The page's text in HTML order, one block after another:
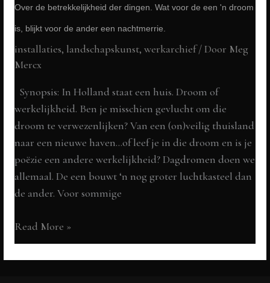
10-
2023
Over de betrekkelijkheid der dingen. Wat voor de een 'n droom
is, blijkt voor de ander een nachtmerrie.
installaties, landschapskunst,werkarchief/ Door Meg
Mercx
Synopsis: In Holland staat een huis. Droom of
werkelijkheid. Ben je misschien gevlucht om die
droom te verwezenlijken? Van een (on)veilig thuisland
naar een nieuwe haven…of leef je in die droom en is je
poëzie een andere werkelijkheid? Dagdromen doen we
allemaal. De een bouwt ‘n nog groter luchtkasteel dan
de ander. Voor sommige
REVERIE
:
Dé
Read More »